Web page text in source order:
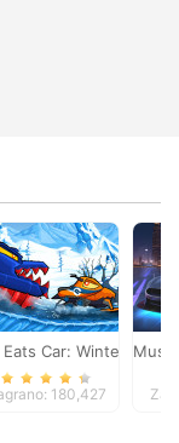
Eats Car: Winter
180,427